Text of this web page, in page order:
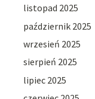
listopad 2025
październik 2025
wrzesień 2025
sierpień 2025
lipiec 2025